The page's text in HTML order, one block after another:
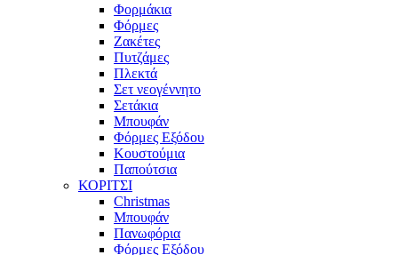
Φορμάκια
Φόρμες
Ζακέτες
Πυτζάμες
Πλεκτά
Σετ νεογέννητο
Σετάκια
Μπουφάν
Φόρμες Εξόδου
Κουστούμια
Παπούτσια
ΚΟΡΙΤΣΙ
Christmas
Μπουφάν
Πανωφόρια
Φόρμες Εξόδου